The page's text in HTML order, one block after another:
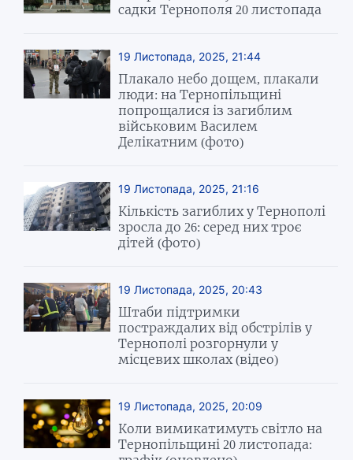
садки Тернополя 20 листопада
19 Листопада, 2025, 21:44
Плакало небо дощем, плакали
люди: на Тернопільщині
попрощалися із загиблим
військовим Василем
Делікатним (фото)
19 Листопада, 2025, 21:16
Кількість загиблих у Тернополі
зросла до 26: серед них троє
дітей (фото)
19 Листопада, 2025, 20:43
Штаби підтримки
постраждалих від обстрілів у
Тернополі розгорнули у
місцевих школах (відео)
19 Листопада, 2025, 20:09
Коли вимикатимуть світло на
Тернопільщині 20 листопада: